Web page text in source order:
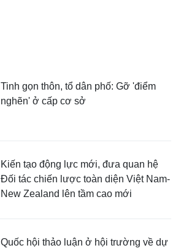
Tinh gọn thôn, tổ dân phố: Gỡ 'điểm
nghẽn' ở cấp cơ sở
Kiến tạo động lực mới, đưa quan hệ
Đối tác chiến lược toàn diện Việt Nam-
New Zealand lên tầm cao mới
Quốc hội thảo luận ở hội trường về dự